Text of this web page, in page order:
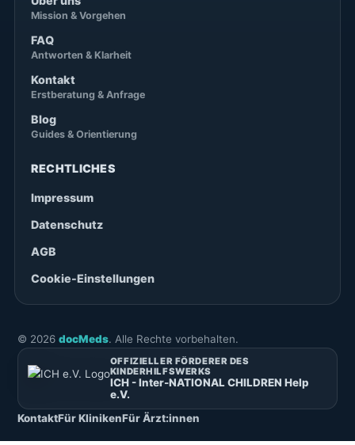
Mission & Vorgehen
FAQ
Antworten & Klarheit
Kontakt
Erstberatung & Anfrage
Blog
Guides & Orientierung
RECHTLICHES
Impressum
Datenschutz
AGB
Cookie-Einstellungen
© 2026 docMeds. Alle Rechte vorbehalten.
OFFIZIELLER FÖRDERER DES
KINDERHILFSWERKS
ICH - Inter-NATIONAL CHILDREN Help
e.V.
KontaktFür KlinikenFür Ärzt:innen